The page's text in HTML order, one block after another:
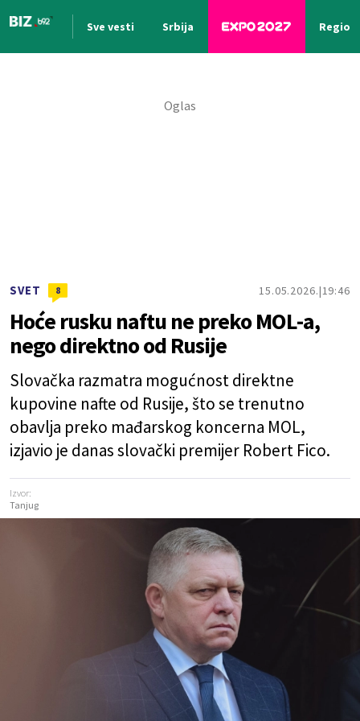
Sve vesti Srbija Region
SVET 8 15.05.2026. 19:46
Hoće rusku naftu ne preko MOL-a,
nego direktno od Rusije
Slovačka razmatra mogućnost direktne
kupovine nafte od Rusije, što se trenutno
obavlja preko mađarskog koncerna MOL,
izjavio je danas slovački premijer Robert Fico.
Izvor:
Tanjug